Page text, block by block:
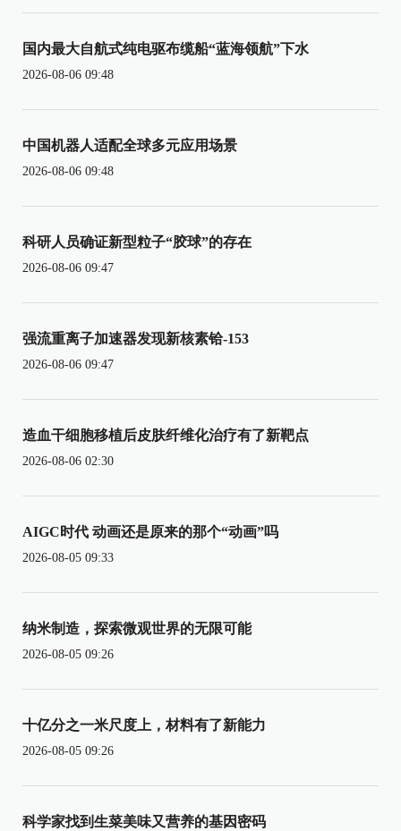
国内最大自航式纯电驱布缆船“蓝海领航”下水
2026-08-06 09:48
中国机器人适配全球多元应用场景
2026-08-06 09:48
科研人员确证新型粒子“胶球”的存在
2026-08-06 09:47
强流重离子加速器发现新核素铪-153
2026-08-06 09:47
造血干细胞移植后皮肤纤维化治疗有了新靶点
2026-08-06 02:30
AIGC时代 动画还是原来的那个“动画”吗
2026-08-05 09:33
纳米制造，探索微观世界的无限可能
2026-08-05 09:26
十亿分之一米尺度上，材料有了新能力
2026-08-05 09:26
科学家找到生菜美味又营养的基因密码